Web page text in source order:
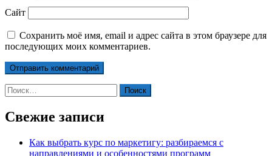
Сайт
Сохранить моё имя, email и адрес сайта в этом браузере для
последующих моих комментариев.
Найти:
Свежие записи
Как выбрать курс по маркетигу: разбираемся с
направлениями и особенностями программ